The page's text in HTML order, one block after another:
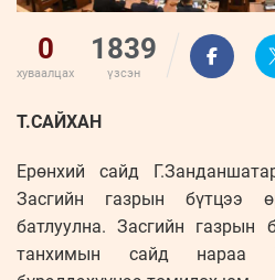
0
хуваалцах
1839
үзсэн
Т.САЙХАН
Ерөнхий сайд
Засгийн газрын бүтцээ
батлуулна. Засгийн газрын
танхимын сайд нараа